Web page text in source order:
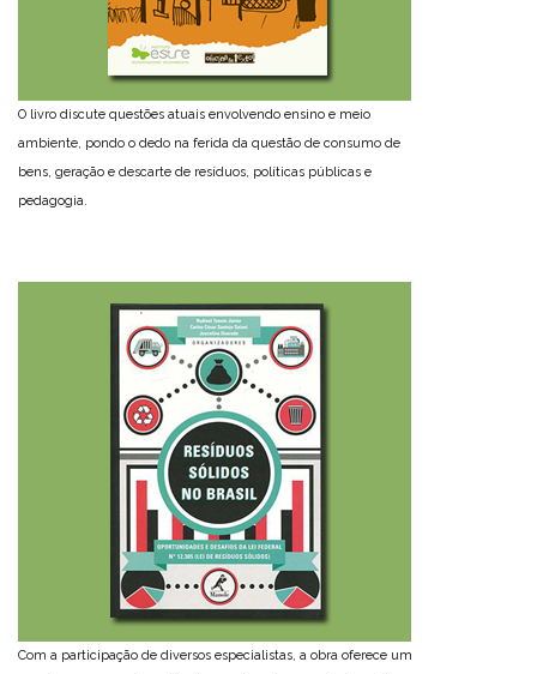
O livro discute questões atuais envolvendo ensino e meio
ambiente, pondo o dedo na ferida da questão de consumo de
bens, geração e descarte de resíduos, políticas públicas e
pedagogia.
Com a participação de diversos especialistas, a obra oferece um